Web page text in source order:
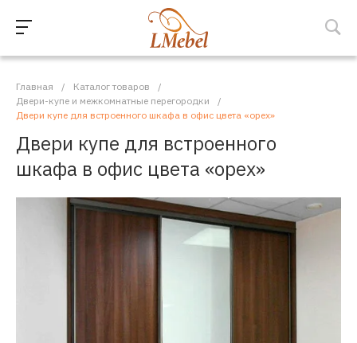
Главная / Каталог товаров
/
Двери-купе и межкомнатные перегородки
/
Двери купе для встроенного шкафа в офис цвета «орех»
Двери купе для встроенного
шкафа в офис цвета «орех»